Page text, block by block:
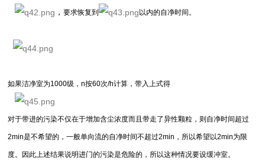
，要求恢复到 以内的自净时间。
如果洁净室为1000级，n按60次/h计算，带入上式得
对于带进的污染不仅在于增加含尘浓度而且带走了异性颗粒，则自净时间超过
2min是不希望的，一般单向流的自净时间不超过2min，所以希望以2min为限
度。因此上述结果说明进门的污染是危险的，所以这种情况要设缓冲室。